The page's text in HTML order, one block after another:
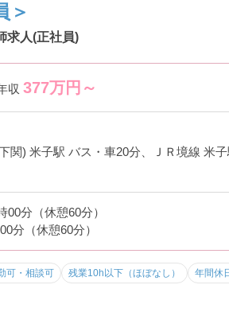
＞
求人(正社員)
収 377万円～
関) 米子駅 バス・車20分、ＪＲ境線 米
00分（休憩60分）
分（休憩60分）
可・相談可 残業10h以下（ほぼなし） 年間休